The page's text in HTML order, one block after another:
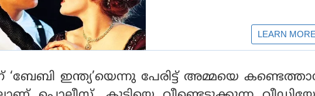
ഇന്ത്യ’യെന്നു പേരിട്ട് അമ്മയെ